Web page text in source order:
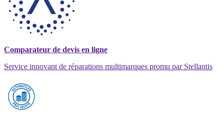
Comparateur de devis en ligne
Service innovant de réparations multimarques promu par Stellantis